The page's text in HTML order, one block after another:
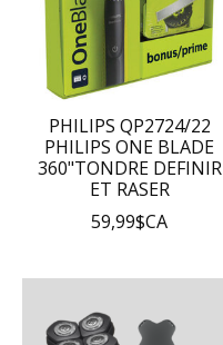
PHILIPS QP2724/22
PHILIPS ONE BLADE
360"TONDRE DEFINIR
ET RASER
59,99$CA